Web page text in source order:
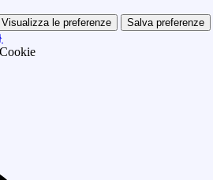
Visualizza le preferenze Salva preferenze